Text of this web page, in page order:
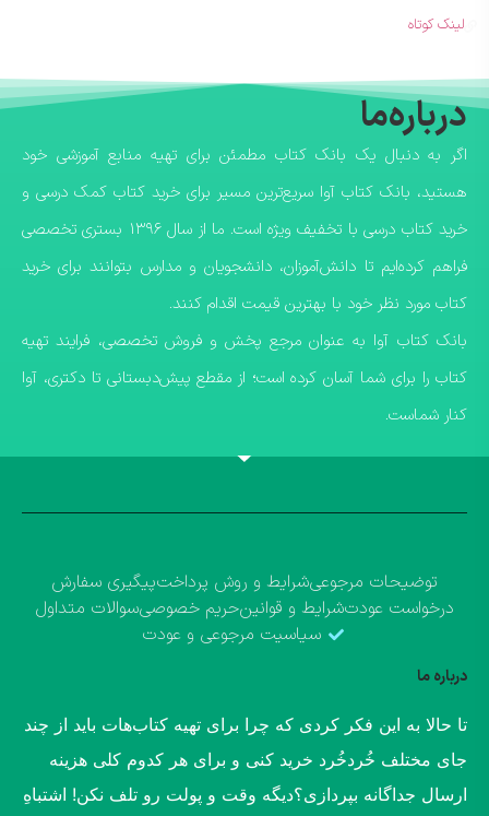
لینک کوتاه
درباره‌ما
اگر به دنبال یک بانک کتاب مطمئن برای تهیه منابع آموزشی خود
هستید، بانک کتاب آوا سریع‌ترین مسیر برای خرید کتاب کمک درسی و
خرید کتاب درسی با تخفیف ویژه است. ما از سال ۱۳۹۶ بستری تخصصی
فراهم کرده‌ایم تا دانش‌آموزان، دانشجویان و مدارس بتوانند برای خرید
کتاب مورد نظر خود با بهترین قیمت اقدام کنند.
​بانک کتاب آوا به عنوان مرجع پخش و فروش تخصصی، فرایند تهیه
کتاب را برای شما آسان کرده است؛ از مقطع پیش‌دبستانی تا دکتری، آوا
کنار شماست.
توضیحات مرجوعیشرایط و روش پرداختپیگیری سفارش
درخواست عودتشرایط و قوانینحریم خصوصیسوالات متداول
سیاسیت مرجوعی و عودت
درباره ما
​تا حالا به این فکر کردی که چرا برای تهیه کتاب‌هات باید از چند
جای مختلف خُردخُرد خرید کنی و برای هر کدوم کلی هزینه
ارسال جداگانه بپردازی؟​دیگه وقت و پولت رو تلف نکن! اشتباهِ